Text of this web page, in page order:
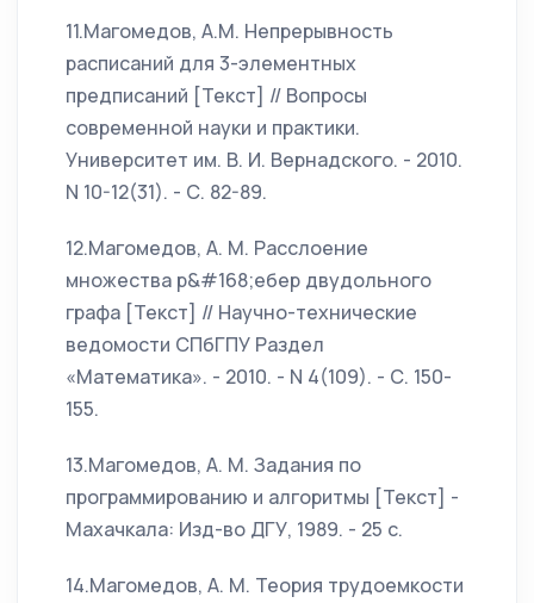
11.Магомедов, А.М. Непрерывность
расписаний для 3-элементных
предписаний [Текст] // Вопросы
современной науки и практики.
Университет им. В. И. Вернадского. - 2010.
N 10-12(31). - С. 82-89.
12.Магомедов, А. М. Расслоение
множества р&#168;ебер двудольного
графа [Текст] // Научно-технические
ведомости СПбГПУ Раздел
«Математика». - 2010. - N 4(109). - С. 150-
155.
13.Магомедов, А. М. Задания по
программированию и алгоритмы [Текст] -
Махачкала: Изд-во ДГУ, 1989. - 25 c.
14.Магомедов, А. М. Теория трудоемкости